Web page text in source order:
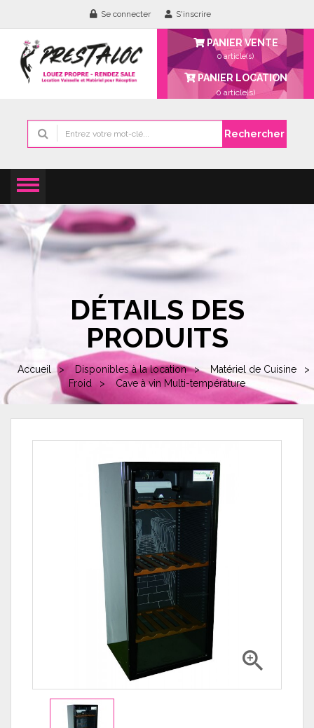
Se connecter S'inscrire
PANIER VENTE
0 article(s)
PANIER LOCATION
0 article(s)
Rechercher
DÉTAILS DES
PRODUITS
Accueil Disponibles à la location
Matériel de Cuisine
Froid
Cave à vin Multi-température
